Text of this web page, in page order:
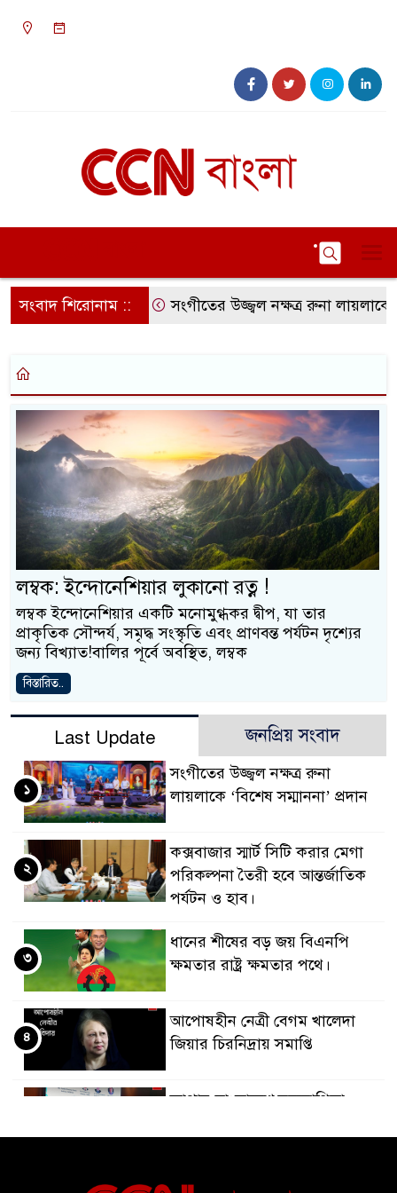
সংবাদ শিরোনাম :: সংগীতের উজ্জ্বল নক্ষত্র রুনা লায়লাকে
লম্বক: ইন্দোনেশিয়ার লুকানো রত্ন !
লম্বক ইন্দোনেশিয়ার একটি মনোমুগ্ধকর দ্বীপ, যা তার
প্রাকৃতিক সৌন্দর্য, সমৃদ্ধ সংস্কৃতি এবং প্রাণবন্ত পর্যটন দৃশ্যের
জন্য বিখ্যাত!বালির পূর্বে অবস্থিত, লম্বক
বিস্তারিত..
Last Update জনপ্রিয় সংবাদ
সংগীতের উজ্জ্বল নক্ষত্র রুনা
লায়লাকে ‘বিশেষ সম্মাননা’ প্রদান
১
কক্সবাজার স্মার্ট সিটি করার মেগা
পরিকল্পনা তৈরী হবে আন্তর্জাতিক
পর্যটন ও হাব।
২
ধানের শীষের বড় জয় বিএনপি
ক্ষমতার রাষ্ট্র ক্ষমতার পথে।
৩
আপোষহীন নেত্রী বেগম খালেদা
জিয়ার চিরনিদ্রায় সমাপ্তি
৪
জাপান-বাংলাদেশ সহযোগিতা